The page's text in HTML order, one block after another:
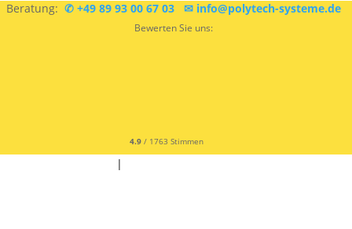
Beratung: ✆ +49 89 93 00 67 03 ✉ info@polytech-systeme.de
Bewerten Sie uns:
4.9/ 1763 Stimmen
|